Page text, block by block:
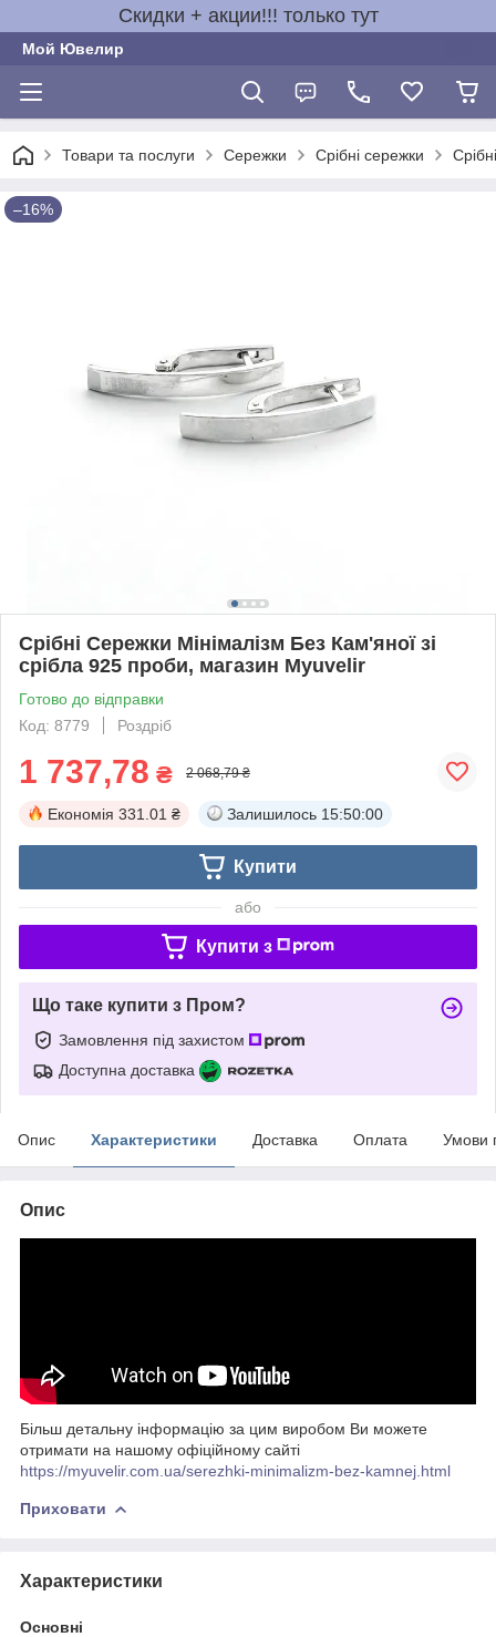
Скидки + акции!!! только тут
Мой Ювелир
Товари та послуги Сережки Срібні сережки
–16%
Срібні Сережки Мінімалізм Без Кам'яної зі
срібла 925 проби, магазин Myuvelir
Готово до відправки
Код: 8779
Роздріб
1 737,78 ₴ 2 068,79 ₴
Економія 331.01 ₴ Залишилось 15:50:00
Купити
або
Купити з
Що таке купити з Пром?
Замовлення під захистом
Доступна доставка
Опис Характеристики Доставка Оплата Умови
Опис
Більш детальну інформацію за цим виробом Ви можете
отримати на нашому офіційному сайті
https://myuvelir.com.ua/serezhki-minimalizm-bez-kamnej.html
Приховати
Характеристики
Основні